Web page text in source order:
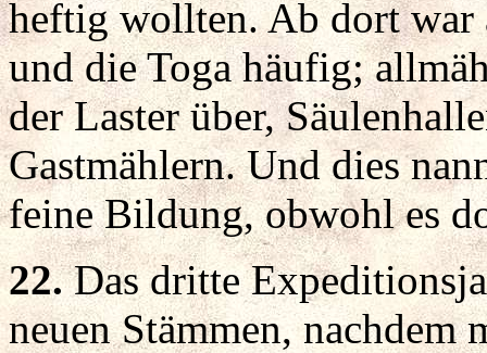
heftig wollten. Ab dort war
und die Toga häufig;
der Laster über,
Gastmählern. Und dies
feine Bildung, obwohl es
22.Das dritte
neuen Stämmen, nachdem